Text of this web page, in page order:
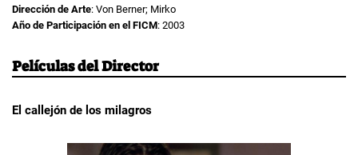
Dirección de Arte: Von Berner; Mirko
Año de Participación en el FICM: 2003
Películas del Director
El callejón de los milagros